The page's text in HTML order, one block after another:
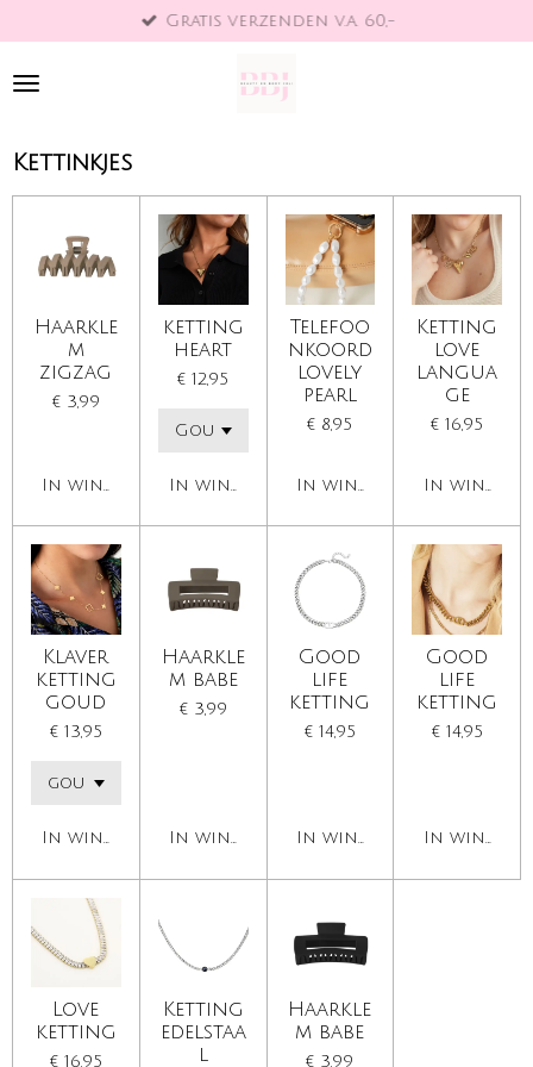
direct
naar
de
Gratis verzenden v.a. 60,-
Kettinkjes
Haarkle
m
zigzag
€ 3,99
In winkelwagen
ketting
heart
€ 12,95
In winkelwagen
Telefoo
nkoord
lovely
pearl
€ 8,95
In winkelwagen
Ketting
love
langua
ge
€ 16,95
In
Klaver
ketting
goud
€ 13,95
In winkelwagen
Haarkle
m babe
€ 3,99
In winkelwagen
Good
life
ketting
€ 14,95
In winkelwagen
Good
life
ketting
€ 14,95
In
Love
ketting
€ 16,95
Ketting
edelstaa
l
Haarkle
m babe
€ 3,99